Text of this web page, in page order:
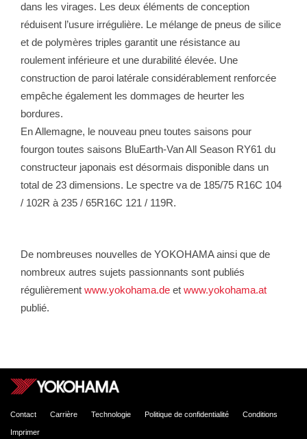
dans les virages. Les deux éléments de conception
réduisent l’usure irrégulière. Le mélange de pneus de silice
et de polymères triples garantit une résistance au
roulement inférieure et une durabilité élevée. Une
construction de paroi latérale considérablement renforcée
empêche également les dommages de heurter les
bordures.
En Allemagne, le nouveau pneu toutes saisons pour
fourgon toutes saisons BluEarth-Van All Season RY61 du
constructeur japonais est désormais disponible dans un
total de 23 dimensions. Le spectre va de 185/75 R16C 104
/ 102R à 235 / 65R16C 121 / 119R.
De nombreuses nouvelles de YOKOHAMA ainsi que de
nombreux autres sujets passionnants sont publiés
régulièrement www.yokohama.de et www.yokohama.at
publié.
Contact Carrière Technologie Politique de confidentialité Conditions
Imprimer